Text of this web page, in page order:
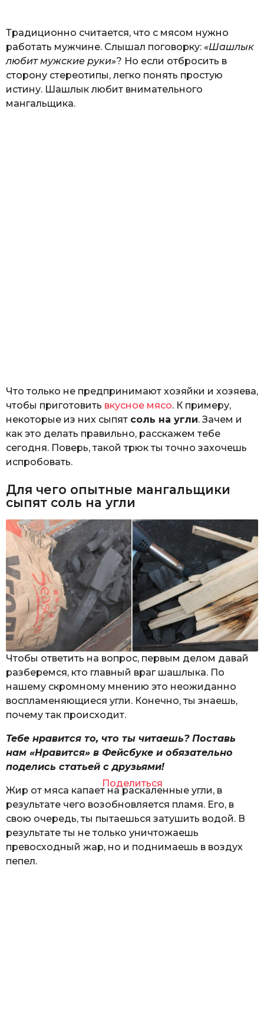
Традиционно считается, что с мясом нужно
работать мужчине. Слышал поговорку: «Шашлык
любит мужские руки»? Но если отбросить в
сторону стереотипы, легко понять простую
истину. Шашлык любит внимательного
мангальщика.
Что только не предпринимают хозяйки и хозяева,
чтобы приготовить вкусное мясо. К примеру,
некоторые из них сыпят соль на угли. Зачем и
как это делать правильно, расскажем тебе
сегодня. Поверь, такой трюк ты точно захочешь
испробовать.
Для чего опытные мангальщики
сыпят соль на угли
Чтобы ответить на вопрос, первым делом давай
разберемся, кто главный враг шашлыка. По
нашему скромному мнению это неожиданно
воспламеняющиеся угли. Конечно, ты знаешь,
почему так происходит.
Тебе нравится то, что ты читаешь? Поставь
нам «Нравится» в Фейсбуке и обязательно
поделись статьей с друзьями!
Поделиться
Жир от мяса капает на раскаленные угли, в
результате чего возобновляется пламя. Его, в
свою очередь, ты пытаешься затушить водой. В
результате ты не только уничтожаешь
превосходный жар, но и поднимаешь в воздух
пепел.